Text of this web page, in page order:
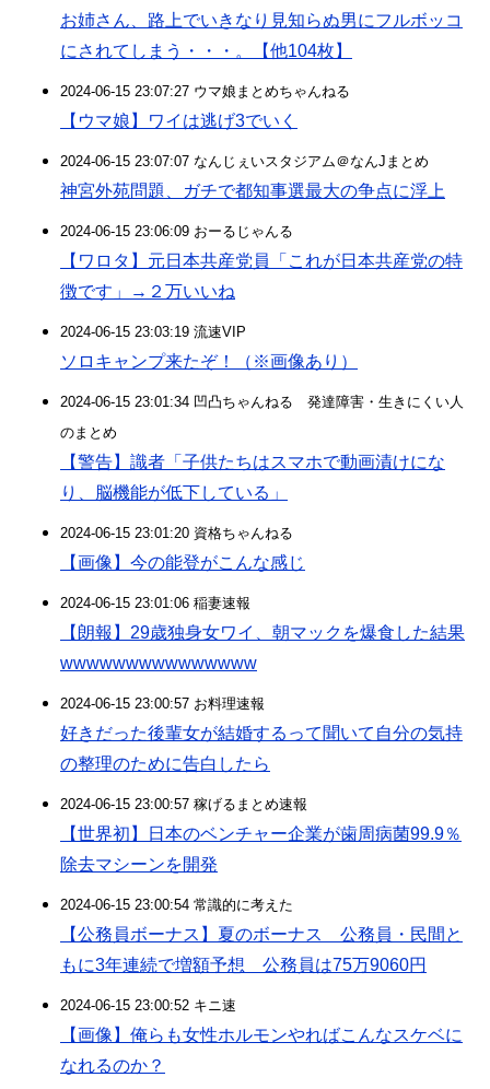
お姉さん、路上でいきなり見知らぬ男にフルボッコ
にされてしまう・・・。【他104枚】
2024-06-15 23:07:27 ウマ娘まとめちゃんねる
【ウマ娘】ワイは逃げ3でいく
2024-06-15 23:07:07 なんじぇいスタジアム＠なんJまとめ
神宮外苑問題、ガチで都知事選最大の争点に浮上
2024-06-15 23:06:09 おーるじゃんる
【ワロタ】元日本共産党員「これが日本共産党の特
徴です」→２万いいね
2024-06-15 23:03:19 流速VIP
ソロキャンプ来たぞ！（※画像あり）
2024-06-15 23:01:34 凹凸ちゃんねる 発達障害・生きにくい人
のまとめ
【警告】識者「子供たちはスマホで動画漬けにな
り、脳機能が低下している」
2024-06-15 23:01:20 資格ちゃんねる
【画像】今の能登がこんな感じ
2024-06-15 23:01:06 稲妻速報
【朗報】29歳独身女ワイ、朝マックを爆食した結果
wwwwwwwwwwwwwww
2024-06-15 23:00:57 お料理速報
好きだった後輩女が結婚するって聞いて自分の気持
の整理のために告白したら
2024-06-15 23:00:57 稼げるまとめ速報
【世界初】日本のベンチャー企業が歯周病菌99.9％
除去マシーンを開発
2024-06-15 23:00:54 常識的に考えた
【公務員ボーナス】夏のボーナス 公務員・民間と
もに3年連続で増額予想 公務員は75万9060円
2024-06-15 23:00:52 キニ速
【画像】俺らも女性ホルモンやればこんなスケベに
なれるのか？